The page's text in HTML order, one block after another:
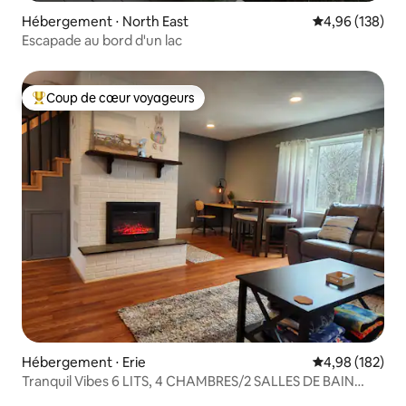
Hébergement ⋅ North East Évaluation
4,96 (138)
Escapade au bord d'un lac
Coups de cœur voyageurs les plus appréciés
Coup de cœur voyageurs
Hébergement ⋅ Erie Évaluation
4,98 (182)
Tranquil Vibes 6 LITS, 4 CHAMBRES/2 SALLES DE BAIN